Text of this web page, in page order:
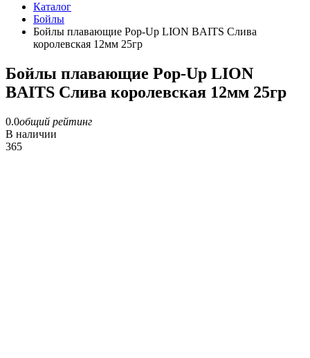
Каталог
Бойлы
Бойлы плавающие Pop-Up LION BAITS Слива
королевская 12мм 25гр
Бойлы плавающие Pop-Up LION
BAITS Слива королевская 12мм 25гр
0.0общий рейтинг
В наличии
365